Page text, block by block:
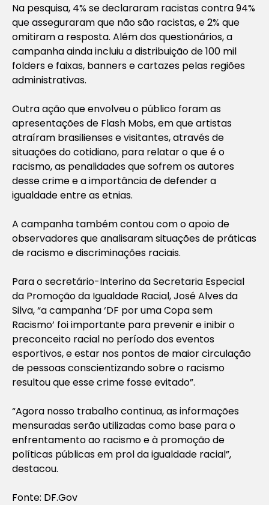
Na pesquisa, 4% se declararam racistas contra 94%
que asseguraram que não são racistas, e 2% que
omitiram a resposta. Além dos questionários, a
campanha ainda incluiu a distribuição de 100 mil
folders e faixas, banners e cartazes pelas regiões
administrativas.
Outra ação que envolveu o público foram as
apresentações de Flash Mobs, em que artistas
atraíram brasilienses e visitantes, através de
situações do cotidiano, para relatar o que é o
racismo, as penalidades que sofrem os autores
desse crime e a importância de defender a
igualdade entre as etnias.
A campanha também contou com o apoio de
observadores que analisaram situações de práticas
de racismo e discriminações raciais.
Para o secretário-Interino da Secretaria Especial
da Promoção da Igualdade Racial, José Alves da
Silva, “a campanha ‘DF por uma Copa sem
Racismo’ foi importante para prevenir e inibir o
preconceito racial no período dos eventos
esportivos, e estar nos pontos de maior circulação
de pessoas conscientizando sobre o racismo
resultou que esse crime fosse evitado”.
“Agora nosso trabalho continua, as informações
mensuradas serão utilizadas como base para o
enfrentamento ao racismo e à promoção de
políticas públicas em prol da igualdade racial”,
destacou.
Fonte: DF.Gov